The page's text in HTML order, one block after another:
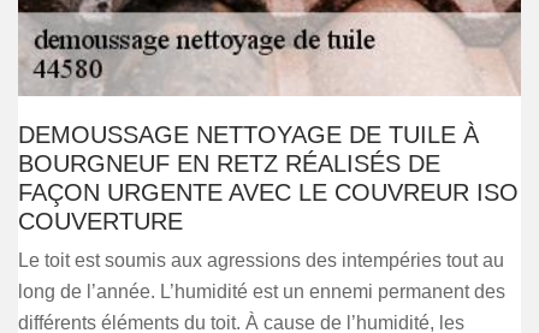
DEMOUSSAGE NETTOYAGE DE TUILE À
BOURGNEUF EN RETZ RÉALISÉS DE
FAÇON URGENTE AVEC LE COUVREUR ISO
COUVERTURE
Le toit est soumis aux agressions des intempéries tout au
long de l’année. L’humidité est un ennemi permanent des
différents éléments du toit. À cause de l’humidité, les